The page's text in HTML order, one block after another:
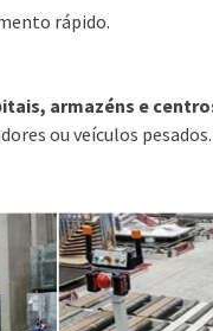
rápido.
armazéns e
ou veículos pesados.